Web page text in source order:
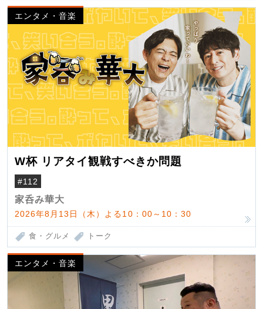
エンタメ・音楽
W杯 リアタイ観戦すべきか問題
#112
家呑み華大
2026年8月13日（木）よる10：00～10：30
食・グルメ トーク
エンタメ・音楽